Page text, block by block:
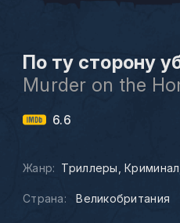
По ту сторону
Murder on the
6.6
Жанр: Триллеры Криминал
Страна: Великобритания